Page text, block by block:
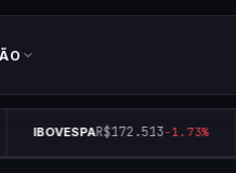
IBOVESPAR$172.513-1.73%